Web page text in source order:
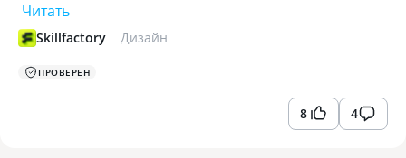
Читать
Skillfactory Дизайн
ПРОВЕРЕН
8 4